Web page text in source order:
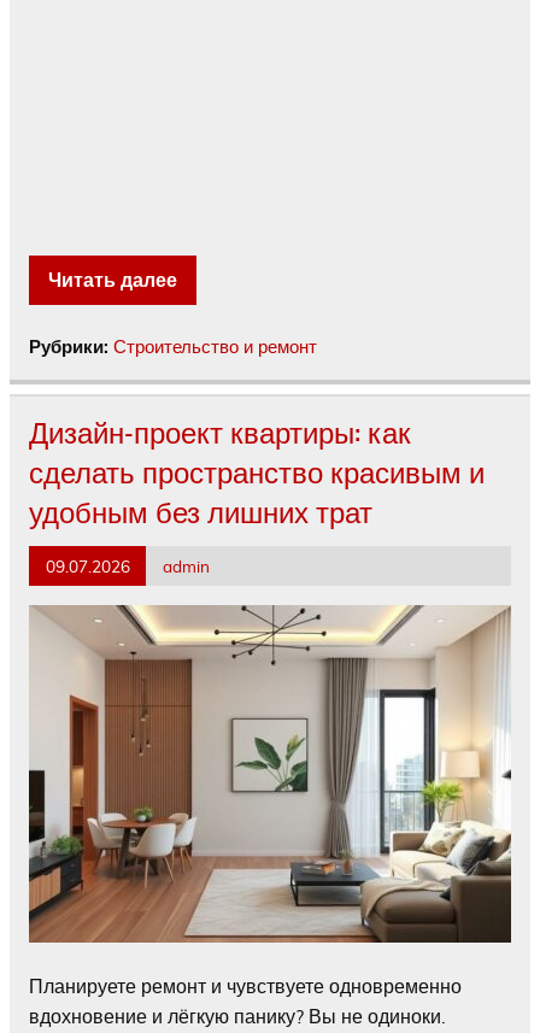
Читать далее
Рубрики: Строительство и ремонт
Дизайн-проект квартиры: как
сделать пространство красивым и
удобным без лишних трат
09.07.2026 admin
Планируете ремонт и чувствуете одновременно
вдохновение и лёгкую панику? Вы не одиноки.